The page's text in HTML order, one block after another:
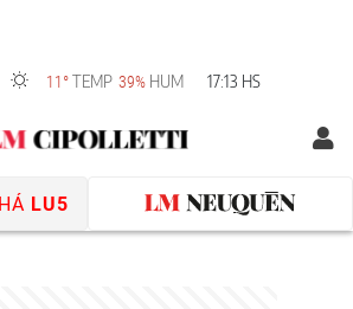
11°TEMP 39% HUM 17:13 HS
LU5